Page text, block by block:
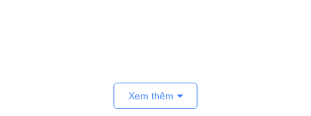
Xem thêm